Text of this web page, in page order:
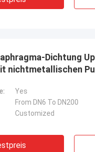
Dichtung
nichtmetallischen
Yes
From DN6 To DN200
Customized